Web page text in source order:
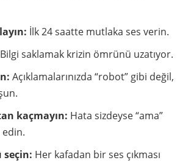
İlk 24 saatte mutlaka ses verin.
Bilgi saklamak krizin ömrünü uzatıyor.
Açıklamalarınızda “robot” gibi değil,
kaçmayın: Hata sizdeyse “ama”
seçin: Her kafadan bir ses çıkması